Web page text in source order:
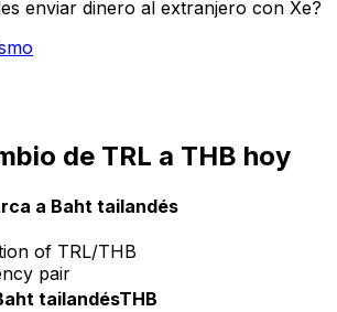
enviar dinero al extranjero con Xe?
de TRL a THB hoy
a Baht tailandés
of TRL/THB
pair
tailandésTHB